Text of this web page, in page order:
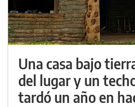
Una casa bajo
del lugar y un
tardó un año en